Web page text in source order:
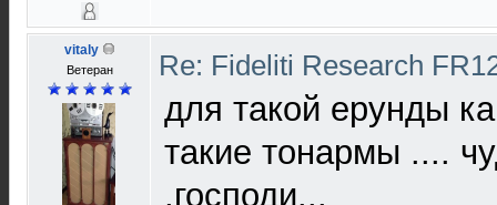
vitaly
Ветеран Re: Fideliti Research
для такой ерунды
такие тонармы ....
,господи...